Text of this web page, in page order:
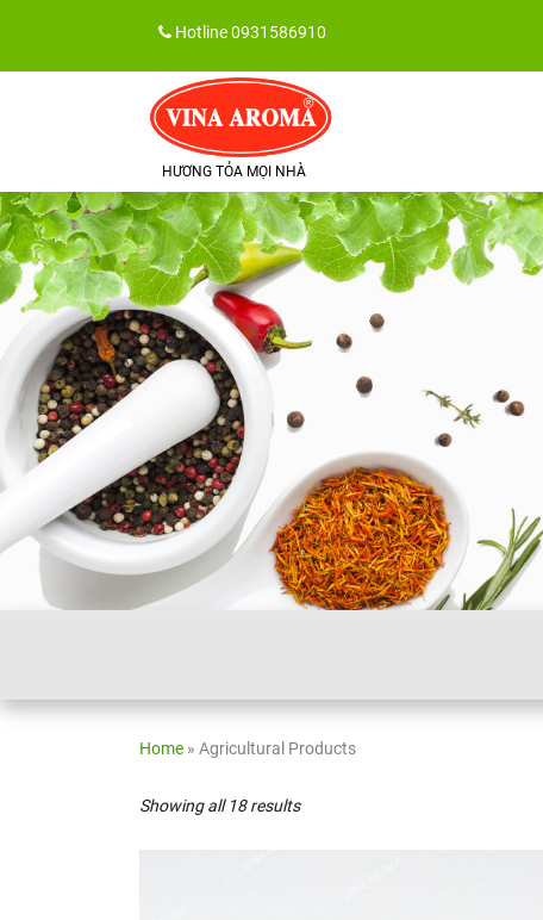
content
Hotline0931586910
HƯƠNG TỎA MỌI NHÀ
Home » Agricultural Products
Showing all 18 results